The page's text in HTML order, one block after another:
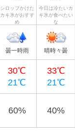
シロップかけた
カキ氷がおすす
め
今日は冷たいカ
キ氷が食べたい
な
曇一時雨 晴時々曇
30℃
21℃
33℃
21℃
60% 40%